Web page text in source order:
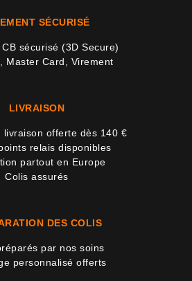
SÉCURISÉ
sécurisé (3D Secure)
Master Card, Virement
LIVRAISON
livraison offerte dès 140 €
relais disponibles
partout en Europe
Colis assurés
DES COLIS
par nos soins
personnalisé offerts